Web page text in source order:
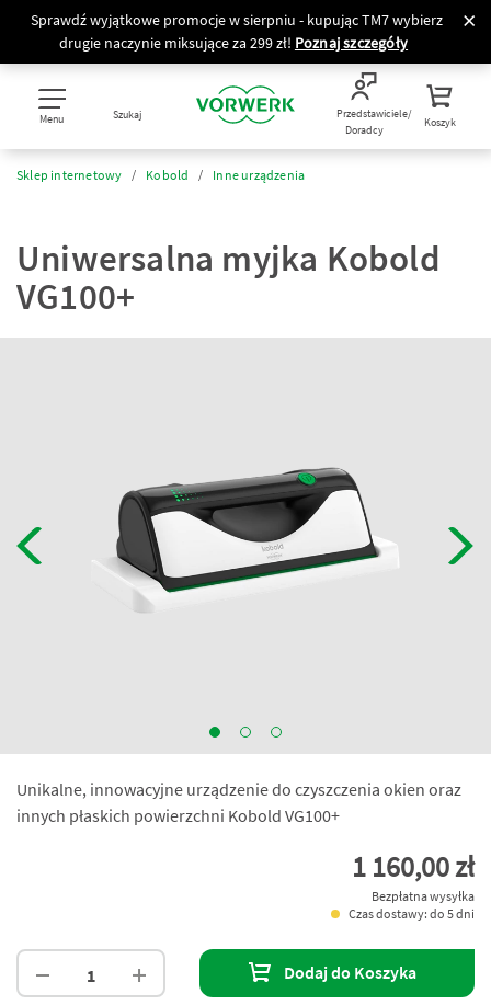
Sprawdź wyjątkowe promocje w sierpniu - kupując TM7 wybierz
drugie naczynie miksujące za 299 zł! Poznaj szczegóły
Menu Szukaj
Przedstawiciele/
Doradcy
Koszyk
Sklep internetowy Kobold Inne urządzenia
Uniwersalna myjka Kobold
VG100+
Unikalne, innowacyjne urządzenie do czyszczenia okien oraz
innych płaskich powierzchni Kobold VG100+
1 160,00 zł
Bezpłatna wysyłka
Czas dostawy: do 5 dni
Dodaj do Koszyka